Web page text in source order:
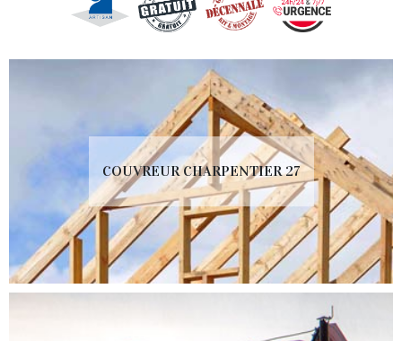
COUVREUR CHARPENTIER 27